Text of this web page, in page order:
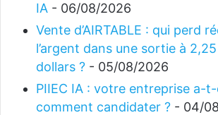
IA - 06/08/2026
Vente d’AIRTABLE : qui perd
l’argent dans une sortie à
dollars ? - 05/08/2026
PIIEC IA : votre entreprise a-
comment candidater ? - 04/